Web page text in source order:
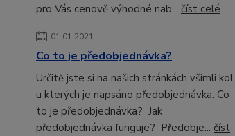
pro Vás cenově výhodné nab... číst celé
01.01.2021
Co to je předobjednávka?
Určitě jste si na našich stránkách všimli kol,
u kterých je napsáno předobjednávka. Co
to je předobjednávka? Jak
předobjednávka funguje? Předobje... číst